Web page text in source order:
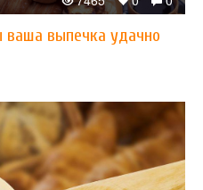
ваша выпечка удачно